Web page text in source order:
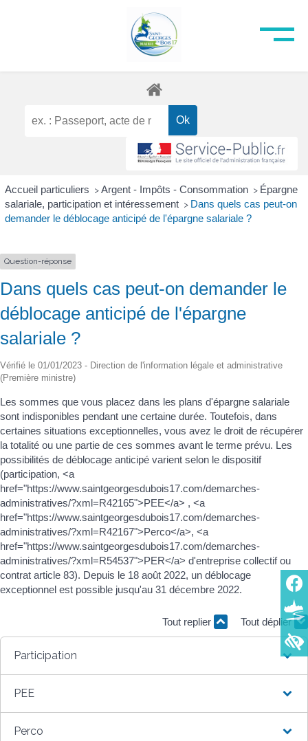
Accueil particuliers > Argent - Impôts - Consommation > Épargne
salariale, participation et intéressement > Dans quels cas peut-on
demander le déblocage anticipé de l'épargne salariale ?
Question-réponse
Dans quels cas peut-on demander le
déblocage anticipé de l'épargne
salariale ?
Vérifié le 01/01/2023 - Direction de l'information légale et administrative
(Première ministre)
Les sommes que vous placez dans les plans d'épargne salariale
sont indisponibles pendant une certaine durée. Toutefois, dans
certaines situations exceptionnelles, vous avez le droit de récupérer
la totalité ou une partie de ces sommes avant le terme prévu. Les
possibilités de déblocage anticipé varient selon le dispositif
(participation, <a
href="https://www.saintgeorgesdubois17.com/demarches-
administratives/?xml=R42165">PEE</a> , <a
href="https://www.saintgeorgesdubois17.com/demarches-
administratives/?xml=R42167">Perco</a>, <a
href="https://www.saintgeorgesdubois17.com/demarches-
administratives/?xml=R54537">PER</a> d'entreprise collectif ou
contrat article 83). Depuis le 18 août 2022, un déblocage
exceptionnel est possible jusqu'au 31 décembre 2022.
Tout replier Tout déplier
Participation
PEE
Perco